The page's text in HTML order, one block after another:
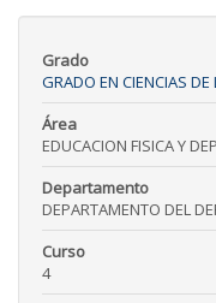
Grado
GRADO EN CIENCIAS DE
Área
EDUCACION FISICA Y
Departamento
DEPARTAMENTO DEL
Curso
4